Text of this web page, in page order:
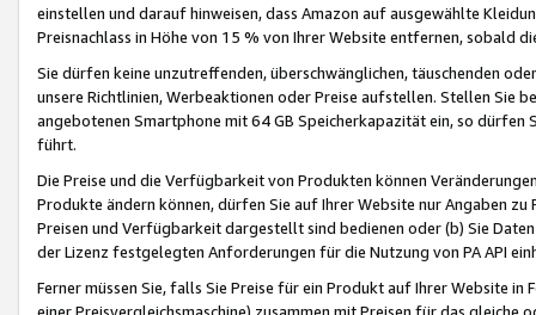
einstellen und darauf hinweisen, dass Amazon auf ausgewählte
Preisnachlass in Höhe von 15 % von Ihrer Website entfernen, sobald
Sie dürfen keine unzutreffenden, überschwänglichen, täuschenden
unsere Richtlinien, Werbeaktionen oder Preise aufstellen. Stellen Sie
angebotenen Smartphone mit 64 GB Speicherkapazität ein, so dürfen
führt.
Die Preise und die Verfügbarkeit von Produkten können
Produkte ändern können, dürfen Sie auf Ihrer Website nur Angaben
Preisen und Verfügbarkeit dargestellt sind bedienen oder (b) Sie
der Lizenz festgelegten Anforderungen für die Nutzung von PA API
Ferner müssen Sie, falls Sie Preise für ein Produkt auf Ihrer Website
einer Preisvergleichsmaschine) zusammen mit Preisen für das